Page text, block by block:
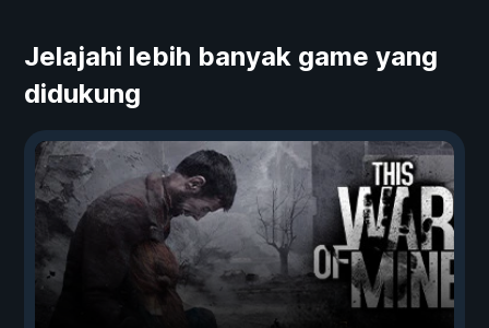
Jelajahi lebih banyak game yang
didukung